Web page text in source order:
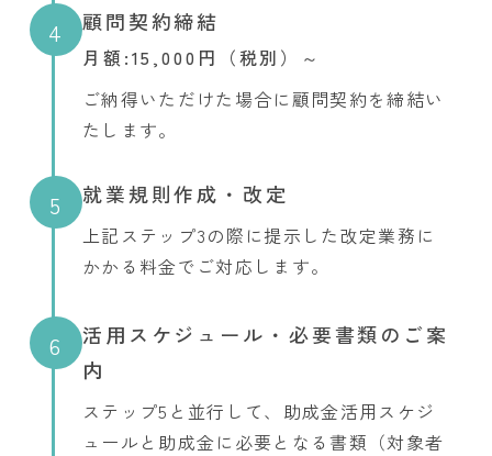
4 顧問契約締結
月額:15,000円（税別）～
ご納得いただけた場合に顧問契約を締結い
たします。
5 就業規則作成・改定
上記ステップ3の際に提示した改定業務に
かかる料金でご対応します。
6
活用スケジュール・必要書類のご案
内
ステップ5と並行して、助成金活用スケジ
ュールと助成金に必要となる書類（対象者